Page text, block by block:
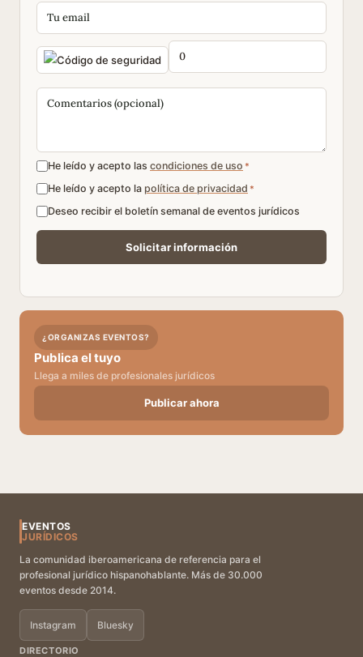
He leído y acepto las condiciones de uso *
He leído y acepto la política de privacidad *
Deseo recibir el boletín semanal de eventos jurídicos
¿ORGANIZAS EVENTOS?
Publica el tuyo
Llega a miles de profesionales jurídicos
Publicar ahora
EVENTOS
JURÍDICOS
La comunidad iberoamericana de referencia para el
profesional jurídico hispanohablante. Más de 30.000
eventos desde 2014.
Instagram Bluesky
DIRECTORIO